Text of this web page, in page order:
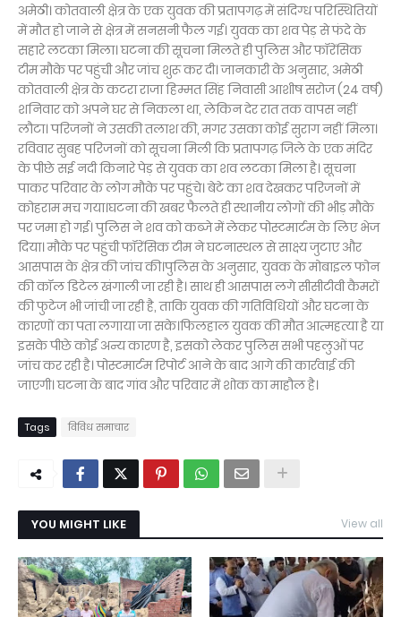
अमेठी। कोतवाली क्षेत्र के एक युवक की प्रतापगढ़ में संदिग्ध परिस्थितियों
में मौत हो जाने से क्षेत्र में सनसनी फैल गई। युवक का शव पेड़ से फंदे के
सहारे लटका मिला। घटना की सूचना मिलते ही पुलिस और फॉरेंसिक
टीम मौके पर पहुंची और जांच शुरू कर दी। जानकारी के अनुसार, अमेठी
कोतवाली क्षेत्र के कटरा राजा हिम्मत सिंह निवासी आशीष सरोज (24 वर्ष)
शनिवार को अपने घर से निकला था, लेकिन देर रात तक वापस नहीं
लौटा। परिजनों ने उसकी तलाश की, मगर उसका कोई सुराग नहीं मिला।
रविवार सुबह परिजनों को सूचना मिली कि प्रतापगढ़ जिले के एक मंदिर
के पीछे सई नदी किनारे पेड़ से युवक का शव लटका मिला है। सूचना
पाकर परिवार के लोग मौके पर पहुंचे। बेटे का शव देखकर परिजनों में
कोहराम मच गया।घटना की खबर फैलते ही स्थानीय लोगों की भीड़ मौके
पर जमा हो गई। पुलिस ने शव को कब्जे में लेकर पोस्टमार्टम के लिए भेज
दिया। मौके पर पहुंची फॉरेंसिक टीम ने घटनास्थल से साक्ष्य जुटाए और
आसपास के क्षेत्र की जांच की।पुलिस के अनुसार, युवक के मोबाइल फोन
की कॉल डिटेल खंगाली जा रही है। साथ ही आसपास लगे सीसीटीवी कैमरों
की फुटेज भी जांची जा रही है, ताकि युवक की गतिविधियों और घटना के
कारणों का पता लगाया जा सके।फिलहाल युवक की मौत आत्महत्या है या
इसके पीछे कोई अन्य कारण है, इसको लेकर पुलिस सभी पहलुओं पर
जांच कर रही है। पोस्टमार्टम रिपोर्ट आने के बाद आगे की कार्रवाई की
जाएगी। घटना के बाद गांव और परिवार में शोक का माहौल है।
Tags विविध समाचार
YOU MIGHT LIKE View all